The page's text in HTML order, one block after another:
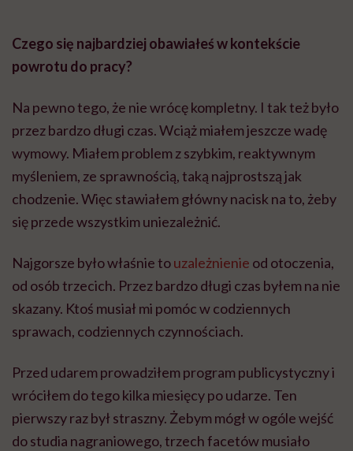
Czego się najbardziej obawiałeś w kontekście
powrotu do pracy?
Na pewno tego, że nie wrócę kompletny. I tak też było
przez bardzo długi czas. Wciąż miałem jeszcze wadę
wymowy. Miałem problem z szybkim, reaktywnym
myśleniem, ze sprawnością, taką najprostszą jak
chodzenie. Więc stawiałem główny nacisk na to, żeby
się przede wszystkim uniezależnić.
Najgorsze było właśnie touzależnienie od otoczenia,
od osób trzecich. Przez bardzo długi czas byłem na nie
skazany. Ktoś musiał mi pomóc w codziennych
sprawach, codziennych czynnościach.
Przed udarem prowadziłem program publicystyczny i
wróciłem do tego kilka miesięcy po udarze. Ten
pierwszy raz był straszny. Żebym mógł w ogóle wejść
do studia nagraniowego, trzech facetów musiało